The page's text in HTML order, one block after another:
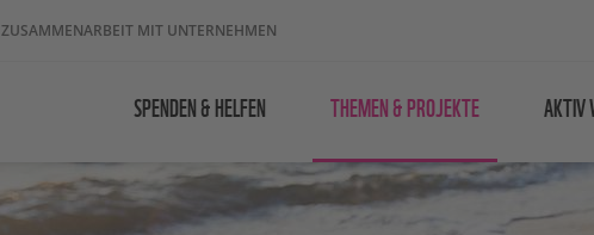
ZUSAMMENARBEIT MIT UNTERNEHMEN
SPENDEN & HELFEN THEMEN & PROJEKTE AKTIV